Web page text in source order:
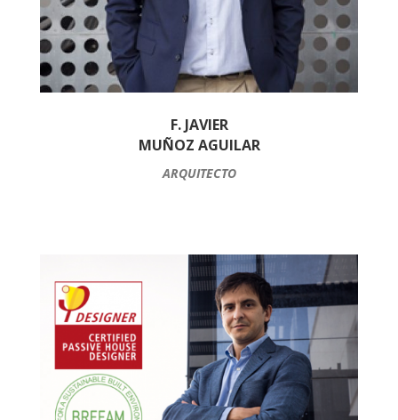
F. JAVIER
MUÑOZ AGUILAR
ARQUITECTO